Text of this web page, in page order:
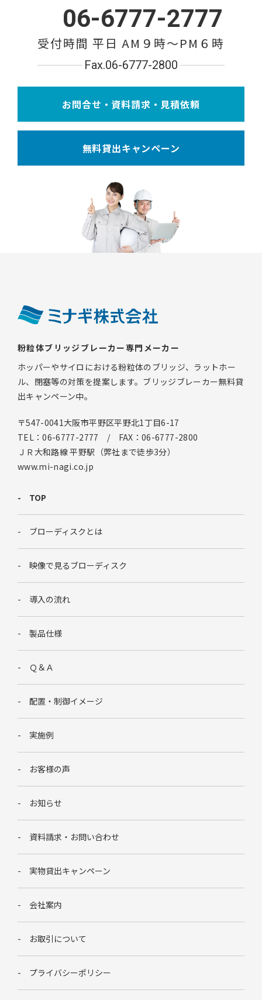
06-6777-2777
受付時間 平日 AM９時〜PM６時
Fax.06-6777-2800
お問合せ・資料請求・見積依頼
無料貸出キャンペーン
粉粒体ブリッジブレーカー専門メーカー
ホッパーやサイロにおける粉粒体のブリッジ、ラットホー
ル、閉塞等の対策を提案します。ブリッジブレーカー無料貸
出キャンペーン中。
〒547-0041大阪市平野区平野北1丁目6-17
TEL：06-6777-2777 / FAX：06-6777-2800
ＪＲ大和路線 平野駅（弊社まで徒歩3分）
www.mi-nagi.co.jp
TOP
ブローディスクとは
映像で見るブローディスク
導入の流れ
製品仕様
Ｑ＆Ａ
配置・制御イメージ
実施例
お客様の声
お知らせ
資料請求・お問い合わせ
実物貸出キャンペーン
会社案内
お取引について
プライバシーポリシー